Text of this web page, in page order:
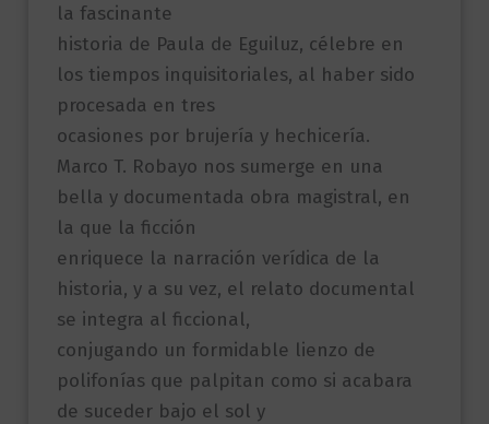
la fascinante
historia de Paula de Eguiluz, célebre en
los tiempos inquisitoriales, al haber sido
procesada en tres
ocasiones por brujería y hechicería.
Marco T. Robayo nos sumerge en una
bella y documentada obra magistral, en
la que la ficción
enriquece la narración verídica de la
historia, y a su vez, el relato documental
se integra al ficcional,
conjugando un formidable lienzo de
polifonías que palpitan como si acabara
de suceder bajo el sol y